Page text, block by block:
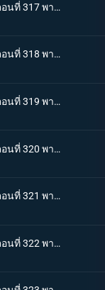
One piece วันพีช ตอนที่ 317 พากย์ไทย เด็กสาวผู้ตามหายางาร่า! การสืบสวนครั้งใหญ่ในเมืองแห่งน้ำ!
One piece วันพีช ตอนที่ 318 พากย์ไทย คุณแม่สุดแกร่ง! การช่วยงานบ้านสุดสะท้านของโซโล
One piece วันพีช ตอนที่ 319 พากย์ไทย ซันจิตกตะลึง! คุณลุงลึกลับกับอาหารอร่อยเหาะ!
One piece วันพีช ตอนที่ 320 พากย์ไทย สุดท้ายก็มีค่าหัวกันครบ! ทั้งกลุ่มเกิน 600 ร้อยล้าน
One piece วันพีช ตอนที่ 321 พากย์ไทย ราชาแห่งสรรพสัตว์เผชิญหน้ากับทะเล! เรือในฝันสุดอลังการ!
One piece วันพีช ตอนที่ 322 พากย์ไทย ลาก่อนเหล่าลูกน้องที่รัก! แฟรงกี้แยกตัว!